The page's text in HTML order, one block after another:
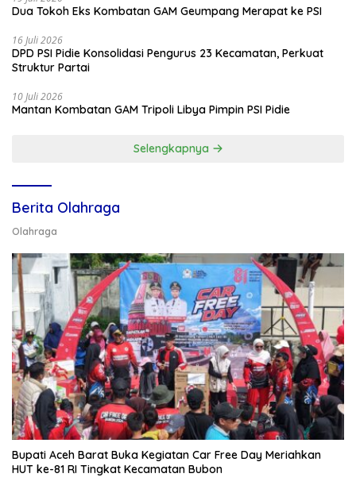
Dua Tokoh Eks Kombatan GAM Geumpang Merapat ke PSI
16 Juli 2026
DPD PSI Pidie Konsolidasi Pengurus 23 Kecamatan, Perkuat
Struktur Partai
10 Juli 2026
Mantan Kombatan GAM Tripoli Libya Pimpin PSI Pidie
Selengkapnya
Berita Olahraga
Olahraga
Bupati Aceh Barat Buka Kegiatan Car Free Day Meriahkan
HUT ke-81 RI Tingkat Kecamatan Bubon